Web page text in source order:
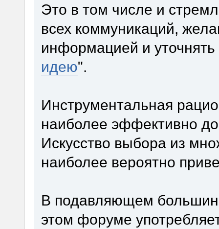
Это в том числе и
всех коммуникаций,
информацией и уточнять
идею".
Инструментальная
наиболее эффективно
Искусство выбора из
наиболее вероятно
В подавляющем
этом форуме